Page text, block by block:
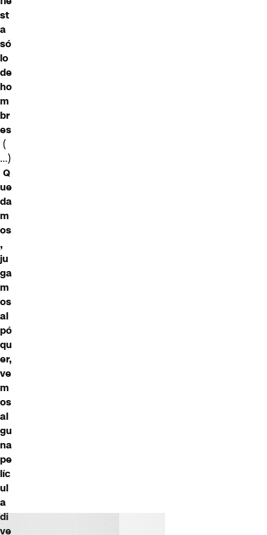
st
a
só
lo
de
ho
m
br
es
(
…)
Q
ue
da
m
os
,
ju
ga
m
os
al
pó
qu
er,
ve
m
os
al
gu
na
pe
líc
ul
a
di
ve